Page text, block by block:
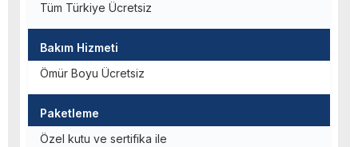
Tüm Türkiye Ücretsiz
Bakım Hizmeti
Ömür Boyu Ücretsiz
Paketleme
Özel kutu ve sertifika ile